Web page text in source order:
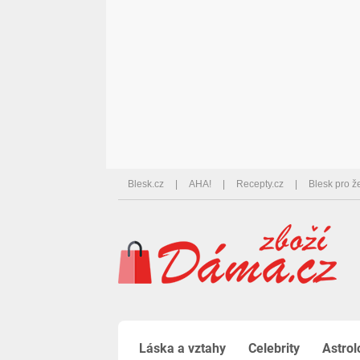
Blesk.cz AHA! Recepty.cz Blesk pro
Láska a vztahy Celebrity